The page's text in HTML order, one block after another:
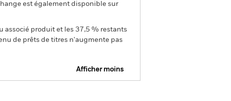
est également disponible sur
associé produit et les 37,5 % restants
de prêts de titres n'augmente pas
Afficher moins